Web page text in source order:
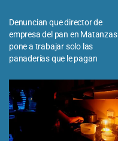
Denuncian que director de
empresa del pan en Matanzas
pone a trabajar solo las
panaderías que le pagan